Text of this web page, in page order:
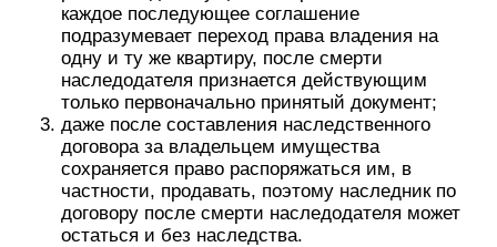
каждое последующее соглашение
подразумевает переход права владения на
одну и ту же квартиру, после смерти
наследодателя признается действующим
только первоначально принятый документ;
даже после составления наследственного
договора за владельцем имущества
сохраняется право распоряжаться им, в
частности, продавать, поэтому наследник по
договору после смерти наследодателя может
остаться и без наследства.